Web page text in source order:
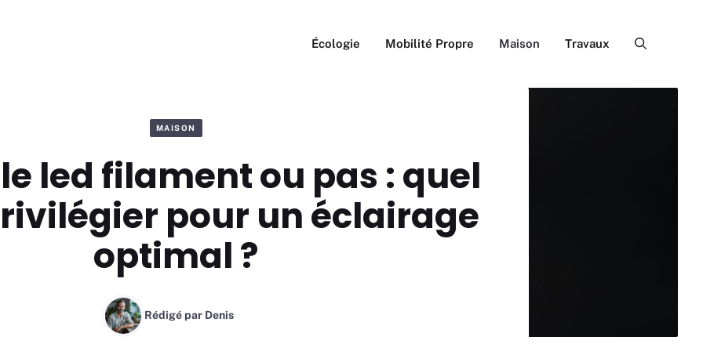
Écologie Mobilité Propre Maison Travaux
MAISON
led filament ou pas : quel
pour un éclairage
optimal ?
Rédigé par Denis